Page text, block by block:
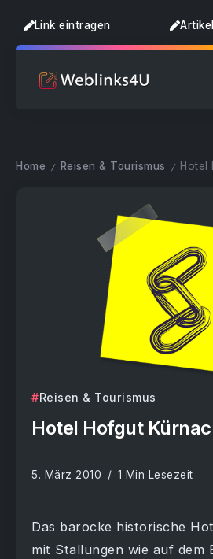
Link eintragen
Home / Reisen & Tourismus / Hotel
Reisen & Tourismus
Hotel Hofgut
5. März 2010 1 Min Lesezeit
Das barocke historische
mit Stallungen wie auf dem